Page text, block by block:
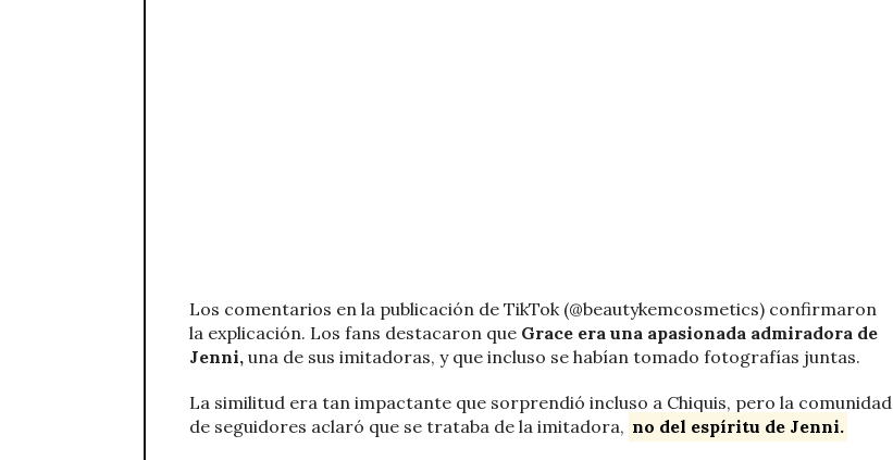
Los comentarios en la publicación de TikTok (@beautykemcosmetics) confirmaron
la explicación. Los fans destacaron que Grace era una apasionada admiradora de
Jenni, una de sus imitadoras, y que incluso se habían tomado fotografías juntas.
La similitud era tan impactante que sorprendió incluso a Chiquis, pero la comunidad
de seguidores aclaró que se trataba de la imitadora, no del espíritu de Jenni.